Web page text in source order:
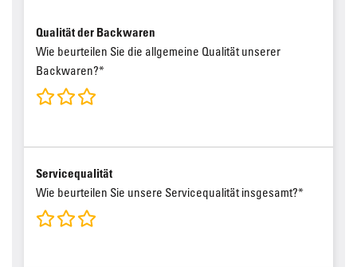
Qualität der Backwaren
Wie beurteilen Sie die allgemeine Qualität unserer
Backwaren?*
Servicequalität
Wie beurteilen Sie unsere Servicequalität insgesamt?*